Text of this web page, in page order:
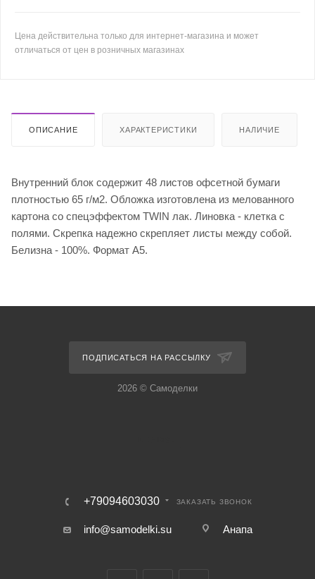
Цена действительна только для интернет-магазина и может
отличаться от цен в розничных магазинах
ОПИСАНИЕ ХАРАКТЕРИСТИКИ НАЛИЧИЕ
Внутренний блок содержит 48 листов офсетной бумаги
плотностью 65 г/м2. Обложка изготовлена из мелованного
картона со спецэффектом TWIN лак. Линовка - клетка с
полями. Скрепка надежно скрепляет листы между собой.
Белизна - 100%. Формат А5.
ПОДПИСАТЬСЯ НА РАССЫЛКУ
2026 © Самоделки
+79094603030 ЗАКАЗАТЬ ЗВОНОК
info@samodelki.su Анапа